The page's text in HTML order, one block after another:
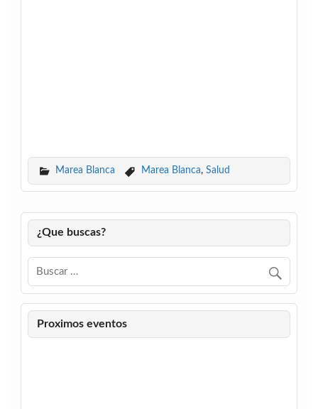
Marea Blanca Marea Blanca, Salud
¿Que buscas?
Proximos eventos